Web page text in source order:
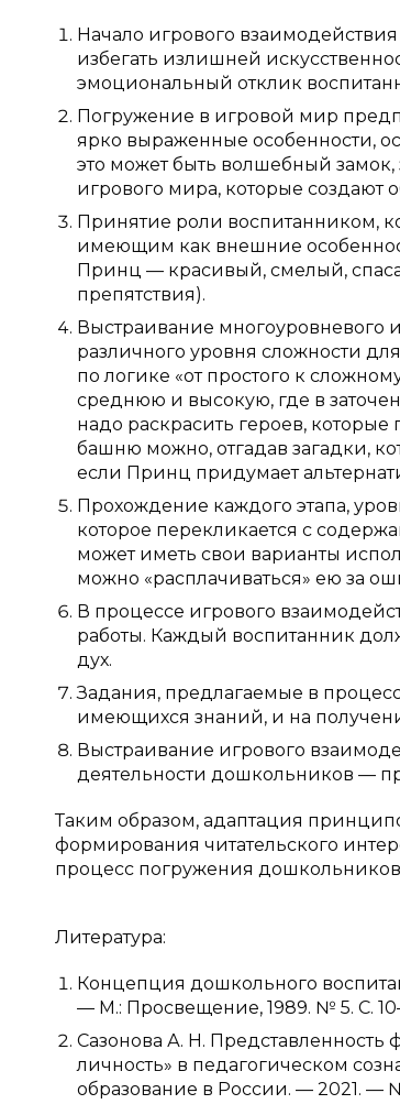
Начало игрового
избегать излишней
эмоциональный отклик
Погружение в игровой мир
ярко выраженные особенности,
это может быть волшебный
игрового мира, которые создают
Принятие роли воспитанником,
имеющим как внешние
Принц — красивый, смелый,
препятствия).
Выстраивание многоуровневого
различного уровня сложности
по логике «от простого к
среднюю и высокую, где в
надо раскрасить героев,
башню можно, отгадав загадки,
если Принц придумает
Прохождение каждого этапа,
которое перекликается с
может иметь свои варианты
можно «расплачиваться» ею за
В процессе игрового
работы. Каждый воспитанник
дух.
Задания, предлагаемые в
имеющихся знаний, и на
Выстраивание игрового
деятельности дошкольников —
Таким образом, адаптация
формирования читательского
процесс погружения
Литература:
Концепция дошкольного
— М.: Просвещение, 1989. № 5. С.
Сазонова А. Н. Представленность
личность» в педагогическом
образование в России. — 2021. —